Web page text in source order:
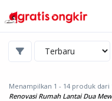
Menampilkan 1 - 14 produk dari
Renovasi Rumah Lantai Dua